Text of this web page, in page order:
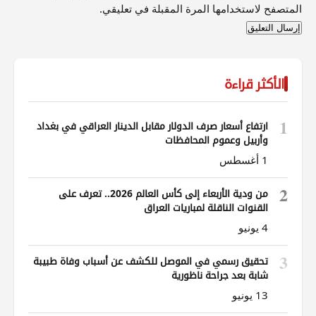
المتصفح لاستخدامها المرة المقبلة في تعليقي.
الأكثر قراءة
1
ارتفاع أسعار صرف الدولار مقابل الدينار العراقي في بغداد
وأربيل وعموم المحافظات
1 أغسطس
2
من ودية الأربعاء إلى كأس العالم 2026.. تعرف على
القنوات الناقلة لمباريات العراق
4 يونيو
3
تحقيق رسمي في الموصل للكشف عن أسباب وفاة طبيبة
شابة بعد جراحة ناظورية
13 يونيو